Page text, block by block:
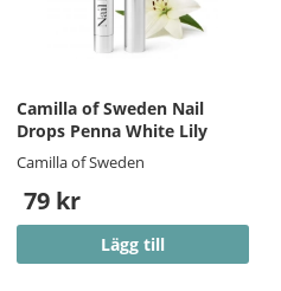
Camilla of Sweden Nail
Drops Penna White Lily
Camilla of Sweden
79 kr
Lägg till